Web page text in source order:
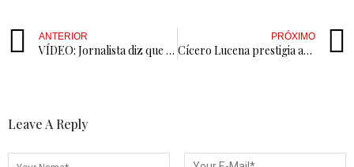
ANTERIOR
VÍDEO: Jornalista diz que Ex-Prefeito de Cajazeiras busca conversa com Cícero Lucena
PRÓXIMO
Cícero Lucena prestigia abertura da ExpoUna em Uiraúna ao lado da prefeita Leninha Romão
Leave A Reply